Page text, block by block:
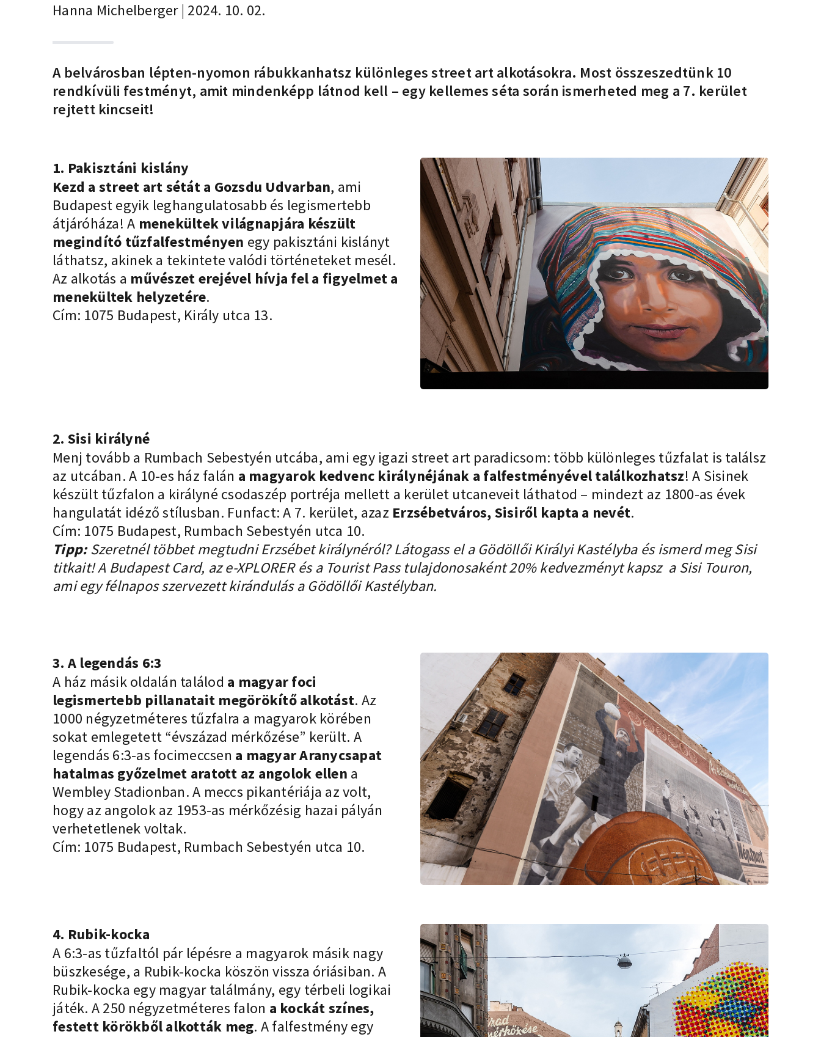
Hanna Michelberger | 2024. 10. 02.
A belvárosban lépten-nyomon rábukkanhatsz különlegesstreet art alkotásokra. Most összeszedtünk 10
rendkívüli festményt, amit mindenképp látnod kell – egy kellemes séta során ismerheted meg a 7. kerület
rejtett kincseit!
1. Pakisztáni kislány
Kezd a street art sétát a Gozsdu Udvarban, ami
Budapest egyik leghangulatosabb és legismertebb
átjáróháza! A menekültek világnapjára készült
megindító tűzfalfestményen egy pakisztáni kislányt
láthatsz, akinek a tekintete valódi történeteket mesél.
Az alkotás a művészet erejével hívja fel a figyelmet a
menekültek helyzetére.
Cím: 1075 Budapest, Király utca 13.
2. Sisi királyné
Menj tovább a Rumbach Sebestyén utcába, ami egy igazi street art paradicsom: több különleges tűzfalat is találsz
az utcában. A 10-es ház falán a magyarok kedvenc királynéjának a falfestményével találkozhatsz! A Sisinek
készült tűzfalon a királyné csodaszép portréja mellett a kerület utcaneveit láthatod – mindezt az 1800-as évek
hangulatát idéző stílusban. Funfact: A 7. kerület, azaz Erzsébetváros, Sisiről kapta a nevét.
Cím: 1075 Budapest, Rumbach Sebestyén utca 10.
Tipp:Szeretnél többet megtudni Erzsébet királynéról? Látogass el a Gödöllői Királyi Kastélyba és ismerd meg Sisi
titkait! A Budapest Card, az e-XPLORER és a Tourist Pass tulajdonosaként 20% kedvezményt kapsz aSisi Touron,
ami egy félnapos szervezett kirándulás a Gödöllői Kastélyban.
3. A legendás 6:3
A ház másik oldalán találod a magyar foci
legismertebb pillanatait megörökítő alkotást. Az
1000 négyzetméteres tűzfalra a magyarok körében
sokat emlegetett “évszázad mérkőzése” került. A
legendás 6:3-as focimeccsen a magyar Aranycsapat
hatalmas győzelmet aratott az angolok ellen a
Wembley Stadionban. A meccs pikantériája az volt,
hogy az angolok az 1953-as mérkőzésig hazai pályán
verhetetlenek voltak.
Cím: 1075 Budapest, Rumbach Sebestyén utca 10.
4. Rubik-kocka
A 6:3-as tűzfaltól pár lépésre a magyarok másik nagy
büszkesége, a Rubik-kocka köszön vissza óriásiban. A
Rubik-kocka egy magyar találmány, egy térbeli logikai
játék. A 250 négyzetméteres falon a kockát színes,
festett körökből alkották meg. A falfestmény egy